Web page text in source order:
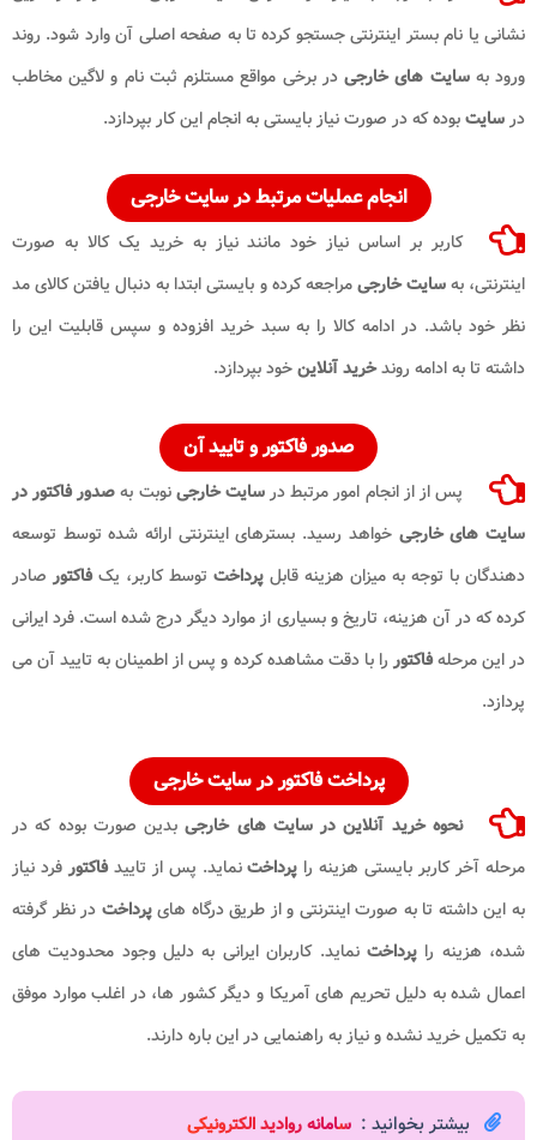
نشانی یا نام بستر اینترنتی جستجو کرده تا به صفحه اصلی آن وارد شود. روند
ورود بهسایت های خارجیدر برخی مواقع مستلزم ثبت نام و لاگین مخاطب
درسایتبوده که در صورت نیاز بایستی به انجام این کار بپردازد.
انجام عملیات مرتبط درسایت خارجی
کاربر بر اساس نیاز خود مانند نیاز به خرید یک کالا به صورت
اینترنتی، بهسایت خارجیمراجعه کرده و بایستی ابتدا به دنبال یافتن کالای مد
نظر خود باشد. در ادامه کالا را به سبد خرید افزوده و سپس قابلیت این را
داشته تا به ادامه روندخرید آنلاینخود بپردازد.
صدور فاکتور و تایید آن
پس از از انجام امور مرتبط درسایت خارجینوبت بهصدور فاکتور در
سایت های خارجی خواهد رسید. بسترهای اینترنتی ارائه شده توسط توسعه
دهندگان با توجه به میزان هزینه قابل پرداخت توسط کاربر، یکفاکتورصادر
کرده که در آن هزینه، تاریخ و بسیاری از موارد دیگر درج شده است. فرد ایرانی
در این مرحلهفاکتوررا با دقت مشاهده کرده و پس از اطمینان به تایید آن می
پردازد.
پرداخت فاکتور در سایت خارجی
نحوه خرید آنلاین در سایت های خارجیبدین صورت بوده که در
مرحله آخر کاربر بایستی هزینه را پرداختنماید. پس از تاییدفاکتورفرد نیاز
به این داشته تا به صورت اینترنتی و از طریق درگاه هایپرداخت در نظر گرفته
شده، هزینه را پرداخت نماید. کاربران ایرانی به دلیل وجود محدودیت های
اعمال شده به دلیل تحریم های آمریکا و دیگر کشور ها، در اغلب موارد موفق
به تکمیل خرید نشده و نیاز به راهنمایی در این باره دارند.
بیشتر بخوانید : سامانه روادید الکترونیکی